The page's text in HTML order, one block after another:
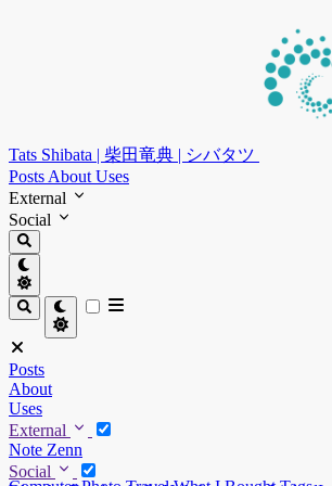
Tats Shibata | 柴田竜典 | シバタツ
Posts About Uses
External
Social
Posts
About
Uses
External
Note Zenn
Social